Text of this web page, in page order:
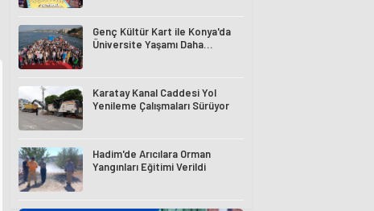
Genç Kültür Kart ile Konya'da
Üniversite Yaşamı Daha
Karatay Kanal Caddesi Yol
Yenileme Çalışmaları Sürüyor
Hadim'de Arıcılara Orman
Yangınları Eğitimi Verildi